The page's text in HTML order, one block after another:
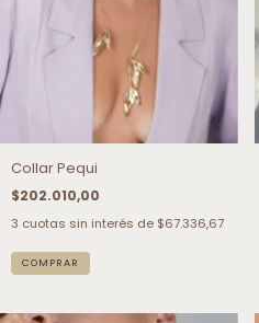
Collar Pequi
$202.010,00
3 cuotas sin interés de $67.336,67
COMPRAR